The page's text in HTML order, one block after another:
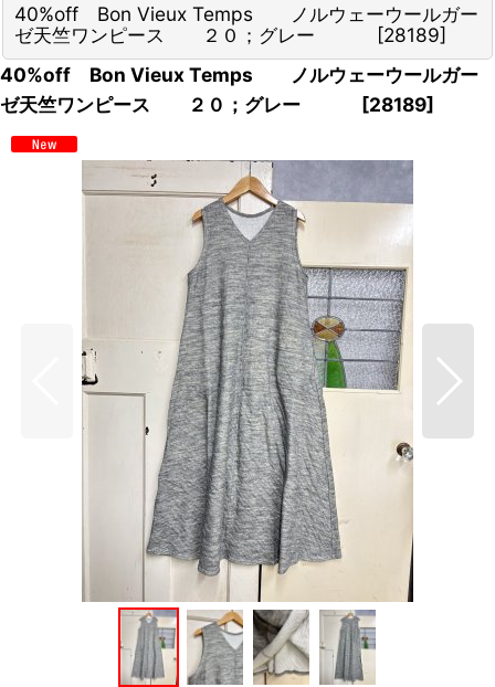
40%off Bon Vieux Temps ノルウェーウールガー
ゼ天竺ワンピース ２０；グレー
[28189]
40%off Bon Vieux Temps ノルウェーウールガー
ゼ天竺ワンピース ２０；グレー
[28189]